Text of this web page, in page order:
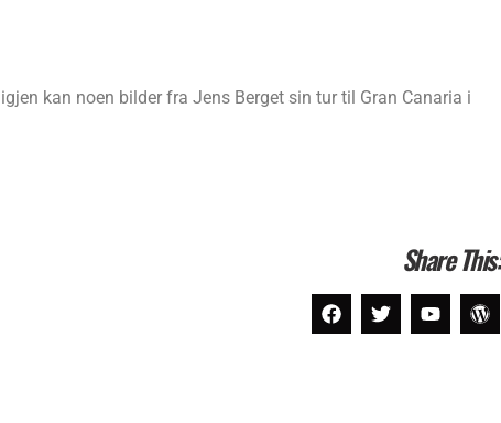
kan noen bilder fra Jens Berget sin tur til Gran Canaria i
Share This: